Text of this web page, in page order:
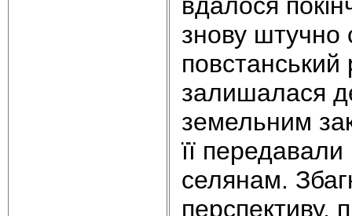
знову штучно
залишалася
земельним
її
селянам.
перспективу,